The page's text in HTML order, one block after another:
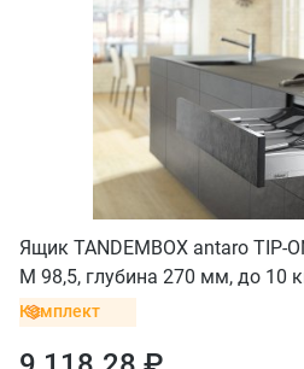
Ящик TANDEMBOX antaro TIP-
M 98,5, глубина 270 мм, до 10
нержавеющая сталь
Комплект